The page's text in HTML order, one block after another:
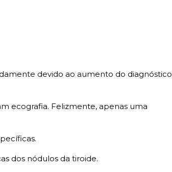
devido ao aumento do diagnóstico
ecografia. Felizmente, apenas uma
dos nódulos da tiroide.